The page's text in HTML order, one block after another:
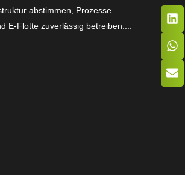
abstimmen, Prozesse
E-Flotte zuverlässig betreiben....